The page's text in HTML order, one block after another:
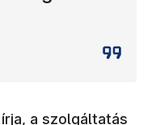
a szolgáltatás